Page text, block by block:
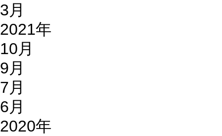
3月
2021年
10月
9月
7月
6月
2020年